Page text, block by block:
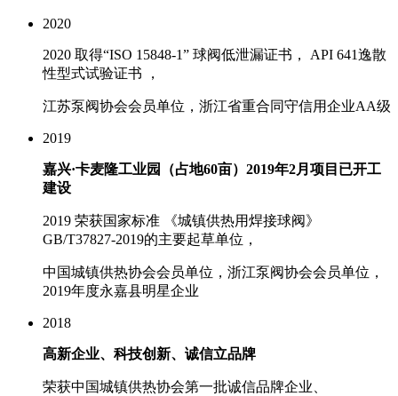
2020
2020 取得“ISO 15848-1” 球阀低泄漏证书， API 641逸散
性型式试验证书 ，
江苏泵阀协会会员单位，浙江省重合同守信用企业AA级
2019
嘉兴·卡麦隆工业园（占地60亩）2019年2月项目已开工
建设
2019 荣获国家标准 《城镇供热用焊接球阀》
GB/T37827-2019的主要起草单位，
中国城镇供热协会会员单位，浙江泵阀协会会员单位，
2019年度永嘉县明星企业
2018
高新企业、科技创新、诚信立品牌
荣获中国城镇供热协会第一批诚信品牌企业、